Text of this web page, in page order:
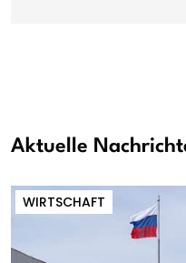
Aktuelle
WIRTSCHAFT